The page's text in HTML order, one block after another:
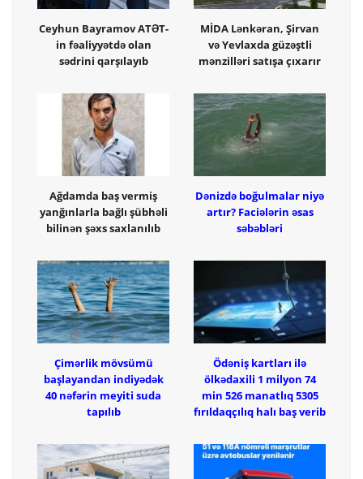
Ceyhun Bayramov ATƏT-
in fəaliyyətdə olan
sədrini qarşılayıb
MİDA Lənkəran, Şirvan
və Yevlaxda güzəştli
mənzilləri satışa çıxarır
Ağdamda baş vermiş
yanğınlarla bağlı şübhəli
bilinən şəxs saxlanılıb
Dənizdə boğulmalar niyə
artır? Faciələrin əsas
səbəbləri
Çimərlik mövsümü
başlayandan indiyədək
40 nəfərin meyiti suda
tapılıb
Ödəniş kartları ilə
ölkədaxili 1 milyon 74
min 526 manatlıq 5305
fırıldaqçılıq halı baş verib